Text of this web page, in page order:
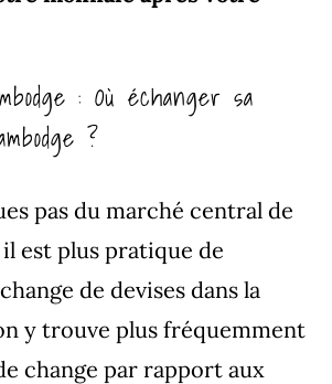
: Où échanger sa
?
pas du marché central de
est plus pratique de
de devises dans la
y trouve plus fréquemment
change par rapport aux